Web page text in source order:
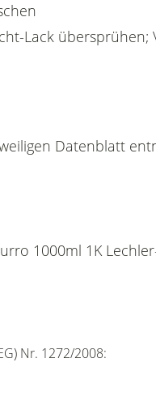
Lack
Datenblatt
1000ml 1K
Nr. 1272/2008: